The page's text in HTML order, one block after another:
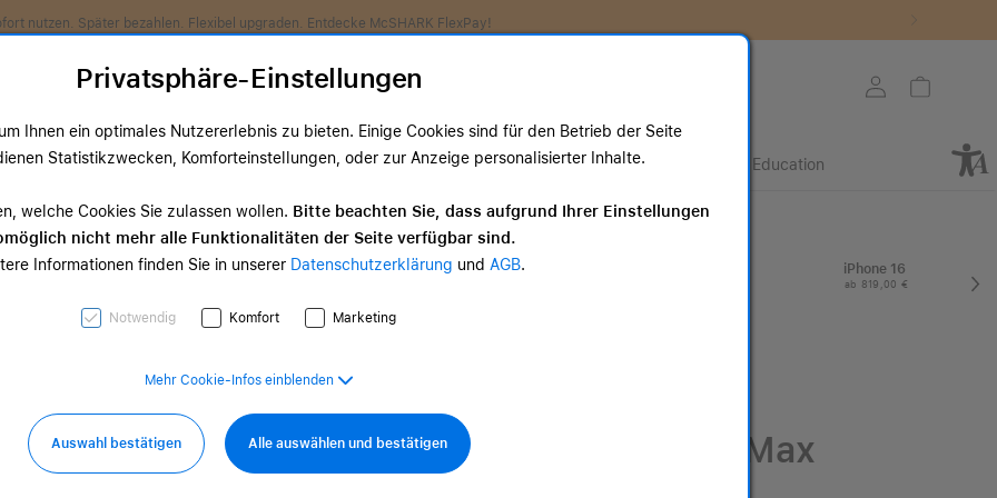
Jetzt Newsletter anmelden und 5,00 € Gutschein sichern!
Mein KontoWarenkorb
TV & Home Zubehör Services Angebote Retail Education
17 Pro iPhone 17 iPhone 16
ab 819,00 €
iPhone 17 Pro Max
Privatsphäre-Einstellungen
Ihnen ein optimales Nutzererlebnis zu bieten. Einige Cookies sind für den Betrieb der Seite
Statistikzwecken, Komforteinstellungen, oder zur Anzeige personalisierter Inhalte.
welche Cookies Sie zulassen wollen. Bitte beachten Sie, dass aufgrund Ihrer Einstellungen
nicht mehr alle Funktionalitäten der Seite verfügbar sind.
Informationen finden Sie in unserer Datenschutzerklärung und AGB.
Notwendig Komfort Marketing
Mehr Cookie-Infos einblenden
Auswahl bestätigen Alle auswählen und bestätigen